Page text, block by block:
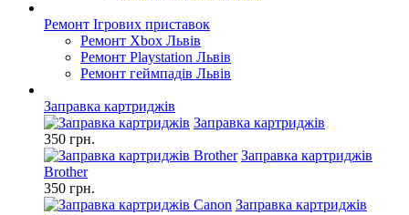
Ремонт Ігрових приставок
Ремонт Xbox Львів
Ремонт Playstation Львів
Ремонт геймпадів Львів
Заправка картриджів
Заправка картриджів
350 грн.
Заправка картриджів
Brother
350 грн.
Заправка картриджів